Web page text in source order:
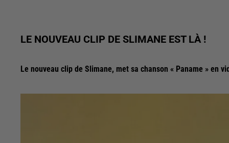
LE NOUVEAU CLIP DE SLIMANE EST LÀ !
Le nouveau clip de Slimane, met sa chanson « Paname » en